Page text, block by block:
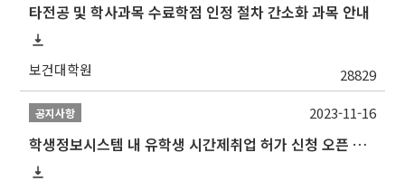
타전공 및 학사과목 수료학점 인정 절차 간소화 과목 안내
보건대학원 28829
공지사항
학생정보시스템 내 유학생 시간제취업 허가 신청 오픈 안내
2023-11-16